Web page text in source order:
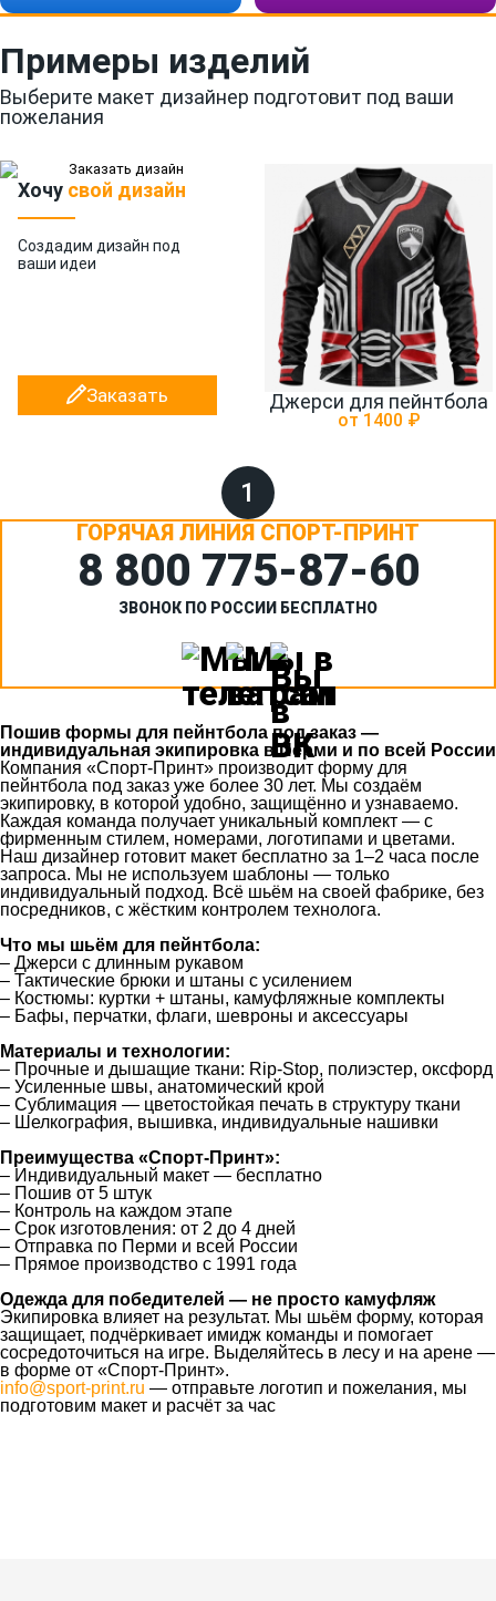
Примеры изделий
Выберите макет дизайнер подготовит под ваши
пожелания
Хочу свой дизайн
Создадим дизайн под
ваши идеи
Заказать Джерси для пейнтбола
от 1400 ₽
1
ГОРЯЧАЯ ЛИНИЯ СПОРТ-ПРИНТ
8 800 775‑87-60
ЗВОНОК ПО РОССИИ БЕСПЛАТНО
Пошив формы для пейнтбола под заказ —
индивидуальная экипировка в Перми и по всей России
Компания «Спорт‑Принт» производит форму для
пейнтбола под заказ уже более 30 лет. Мы создаём
экипировку, в которой удобно, защищённо и узнаваемо.
Каждая команда получает уникальный комплект — с
фирменным стилем, номерами, логотипами и цветами.
Наш дизайнер готовит макет бесплатно за 1–2 часа после
запроса. Мы не используем шаблоны — только
индивидуальный подход. Всё шьём на своей фабрике, без
посредников, с жёстким контролем технолога.
Что мы шьём для пейнтбола:
– Джерси с длинным рукавом
– Тактические брюки и штаны с усилением
– Костюмы: куртки + штаны, камуфляжные комплекты
– Бафы, перчатки, флаги, шевроны и аксессуары
Материалы и технологии:
– Прочные и дышащие ткани: Rip-Stop, полиэстер, оксфорд
– Усиленные швы, анатомический крой
– Сублимация — цветостойкая печать в структуру ткани
– Шелкография, вышивка, индивидуальные нашивки
Преимущества «Спорт‑Принт»:
– Индивидуальный макет — бесплатно
– Пошив от 5 штук
– Контроль на каждом этапе
– Срок изготовления: от 2 до 4 дней
– Отправка по Перми и всей России
– Прямое производство с 1991 года
Одежда для победителей — не просто камуфляж
Экипировка влияет на результат. Мы шьём форму, которая
защищает, подчёркивает имидж команды и помогает
сосредоточиться на игре. Выделяйтесь в лесу и на арене —
в форме от «Спорт‑Принт».
info@sport-print.ru — отправьте логотип и пожелания, мы
подготовим макет и расчёт за час